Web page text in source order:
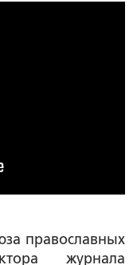
православных
журнала